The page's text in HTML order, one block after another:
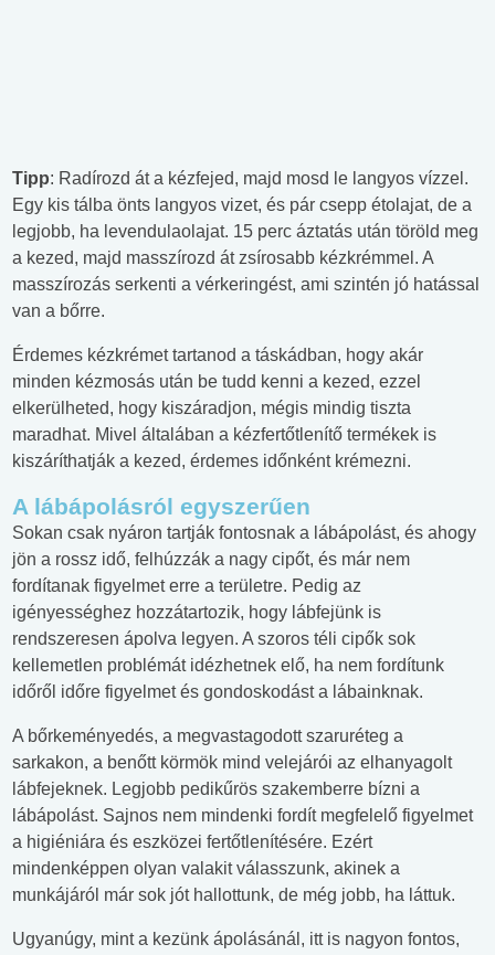
Tipp: Radírozd át a kézfejed, majd mosd le langyos vízzel.
Egy kis tálba önts langyos vizet, és pár csepp étolajat, de a
legjobb, ha levendulaolajat. 15 perc áztatás után töröld meg
a kezed, majd masszírozd át zsírosabb kézkrémmel. A
masszírozás serkenti a vérkeringést, ami szintén jó hatással
van a bőrre.
Érdemes kézkrémet tartanod a táskádban, hogy akár
minden kézmosás után be tudd kenni a kezed, ezzel
elkerülheted, hogy kiszáradjon, mégis mindig tiszta
maradhat. Mivel általában a kézfertőtlenítő termékek is
kiszáríthatják a kezed, érdemes időnként krémezni.
A lábápolásról egyszerűen
Sokan csak nyáron tartják fontosnak a lábápolást, és ahogy
jön a rossz idő, felhúzzák a nagy cipőt, és már nem
fordítanak figyelmet erre a területre. Pedig az
igényességhez hozzátartozik, hogy lábfejünk is
rendszeresen ápolva legyen. A szoros téli cipők sok
kellemetlen problémát idézhetnek elő, ha nem fordítunk
időről időre figyelmet és gondoskodást a lábainknak.
A bőrkeményedés, a megvastagodott szaruréteg a
sarkakon, a benőtt körmök mind velejárói az elhanyagolt
lábfejeknek. Legjobb pedikűrös szakemberre bízni a
lábápolást. Sajnos nem mindenki fordít megfelelő figyelmet
a higiéniára és eszközei fertőtlenítésére. Ezért
mindenképpen olyan valakit válasszunk, akinek a
munkájáról már sok jót hallottunk, de még jobb, ha láttuk.
Ugyanúgy, mint a kezünk ápolásánál, itt is nagyon fontos,